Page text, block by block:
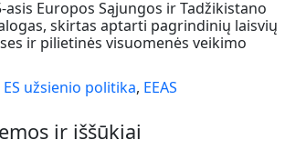
asis Europos Sąjungos ir Tadžikistano
skirtas aptarti pagrindinių laisvių
ir pilietinės visuomenės veikimo
ES užsienio politika, EEAS
ir iššūkiai